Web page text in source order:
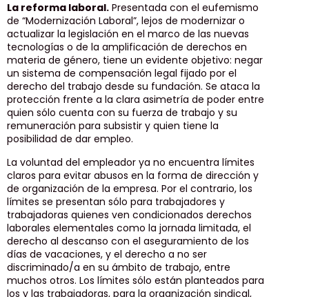
La reforma laboral. Presentada con el eufemismo
de “Modernización Laboral”, lejos de modernizar o
actualizar la legislación en el marco de las nuevas
tecnologías o de la amplificación de derechos en
materia de género, tiene un evidente objetivo: negar
un sistema de compensación legal fijado por el
derecho del trabajo desde su fundación. Se ataca la
protección frente a la clara asimetría de poder entre
quien sólo cuenta con su fuerza de trabajo y su
remuneración para subsistir y quien tiene la
posibilidad de dar empleo.
La voluntad del empleador ya no encuentra límites
claros para evitar abusos en la forma de dirección y
de organización de la empresa. Por el contrario, los
límites se presentan sólo para trabajadores y
trabajadoras quienes ven condicionados derechos
laborales elementales como la jornada limitada, el
derecho al descanso con el aseguramiento de los
días de vacaciones, y el derecho a no ser
discriminado/a en su ámbito de trabajo, entre
muchos otros. Los límites sólo están planteados para
los y las trabajadoras, para la organización sindical,